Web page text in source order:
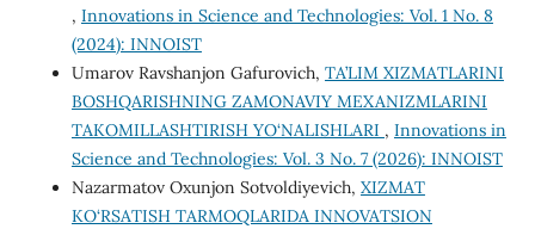
, Innovations in Science and Technologies: Vol. 1 No. 8
(2024): INNOIST
Umarov Ravshanjon Gafurovich, TA’LIM XIZMATLARINI
BOSHQARISHNING ZAMONAVIY MEXANIZMLARINI
TAKOMILLASHTIRISH YO‘NALISHLARI , Innovations in
Science and Technologies: Vol. 3 No. 7 (2026): INNOIST
Nazarmatov Oxunjon Sotvoldiyevich, XIZMAT
KO‘RSATISH TARMOQLARIDA INNOVATSION